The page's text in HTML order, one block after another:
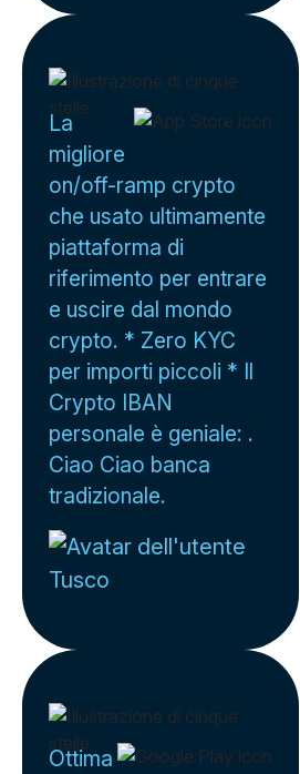
La
migliore
on/off-ramp crypto
che usato ultimamente
piattaforma di
riferimento per entrare
e uscire dal mondo
crypto. * Zero KYC
per importi piccoli * Il
Crypto IBAN
personale è geniale: .
Ciao Ciao banca
tradizionale.
Tusco
Ottima